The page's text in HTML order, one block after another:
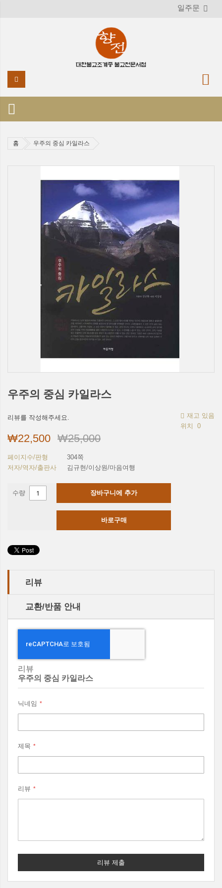
일주문
홈 우주의 중심 카일라스
우주의 중심 카일라스
재고 있음
위치
0
리뷰를 작성해주세요.
₩22,500 ₩25,000
페이지수/판형
304쪽
저자/역자/출판사
김규현/이상원/마음여행
수량 장바구니에 추가
바로구매
리뷰
교환/반품 안내
리뷰
우주의 중심 카일라스
닉네임
제목
리뷰
리뷰 제출